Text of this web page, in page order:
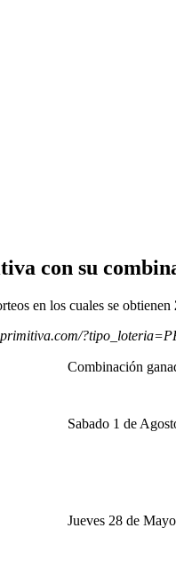
con su
en los cuales se obtienen
Combinación
Sabado 1 de
Jueves 28 de